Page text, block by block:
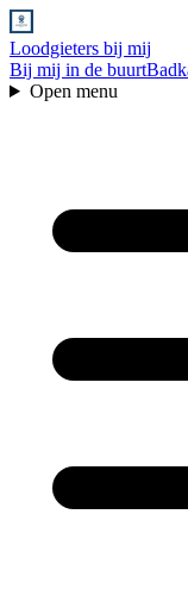
Loodgieters bij mij
Bij mij in de buurt
Open menu